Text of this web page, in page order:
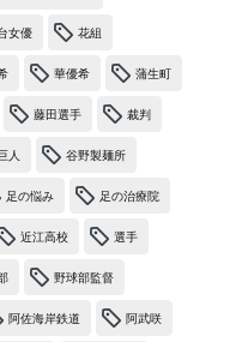
女優 花組
華優希 蒲生町
藤田選手 裁判
人 谷野製麺所
足の悩み 足の治療院
近江高校 選手
野球部監督
阿佐海岸鉄道 阿武咲